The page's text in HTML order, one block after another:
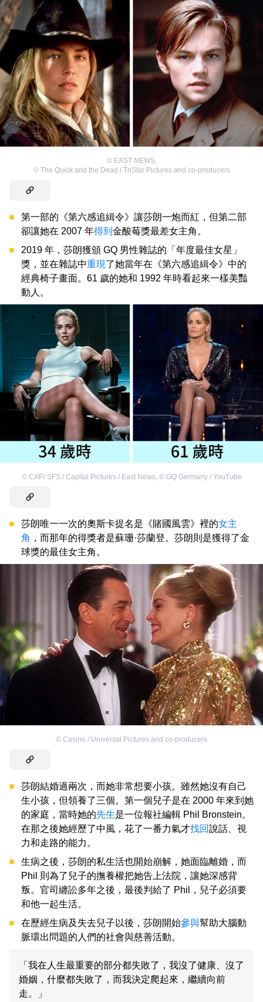
© EAST NEWS,
© The Quick and the Dead / TriStar Pictures and co-producers
第一部的《第六感追緝令》讓莎朗一炮而紅，但第二部
卻讓她在 2007 年得到 金酸莓獎最差女主角。
2019 年，莎朗獲頒 GQ 男性雜誌的「年度最佳女星」
獎，並在雜誌中重現了她當年在《第六感追緝令》中的
經典椅子畫面。61 歲的她和 1992 年時看起來一樣美豔
動人。
© CAP/ SFS / Capital Pictures / East News, © GQ Germany / YouTube
莎朗唯一一次的奧斯卡提名是《賭國風雲》裡的女主
角 ，而那年的得獎者是蘇珊·莎蘭登。莎朗則是獲得了金
球獎的最佳女主角。
© Casino / Universal Pictures and co-producers
莎朗結婚過兩次，而她非常想要小孩。雖然她沒有自己
生小孩，但領養了三個。第一個兒子是在 2000 年來到她
的家庭，當時她的先生是一位報社編輯 Phil Bronstein。
在那之後她經歷了中風，花了一番力氣才找回說話、視
力和走路的能力。
生病之後，莎朗的私生活也開始崩解，她面臨離婚，而
Phil 則為了兒子的撫養權把她告上法院，讓她深感背
叛。官司纏訟多年之後，最後判給了 Phil，兒子必須要
和他一起生活。
在歷經生病及失去兒子以後，莎朗開始參與幫助大腦動
脈環出問題的人們的社會與慈善活動。
「我在人生最重要的部分都失敗了，我沒了健康、沒了
婚姻，什麼都失敗了，而我決定爬起來，繼續向前
走。」